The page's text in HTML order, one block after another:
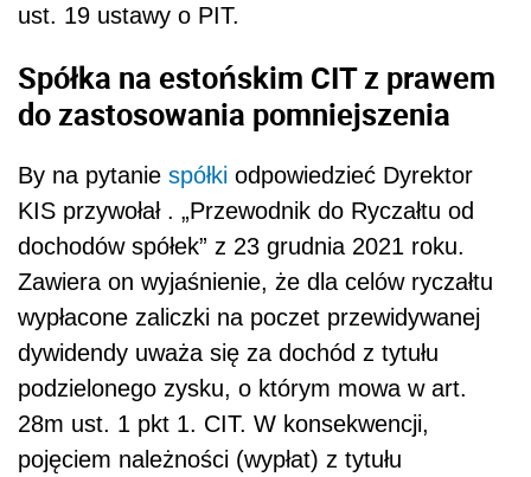
ust. 19 ustawy o PIT.
Spółka na estońskim CIT z prawem
do zastosowania pomniejszenia
By na pytanie spółki odpowiedzieć Dyrektor
KIS przywołał . „Przewodnik do Ryczałtu od
dochodów spółek” z 23 grudnia 2021 roku.
Zawiera on wyjaśnienie, że dla celów ryczałtu
wypłacone zaliczki na poczet przewidywanej
dywidendy uważa się za dochód z tytułu
podzielonego zysku, o którym mowa w art.
28m ust. 1 pkt 1. CIT. W konsekwencji,
pojęciem należności (wypłat) z tytułu